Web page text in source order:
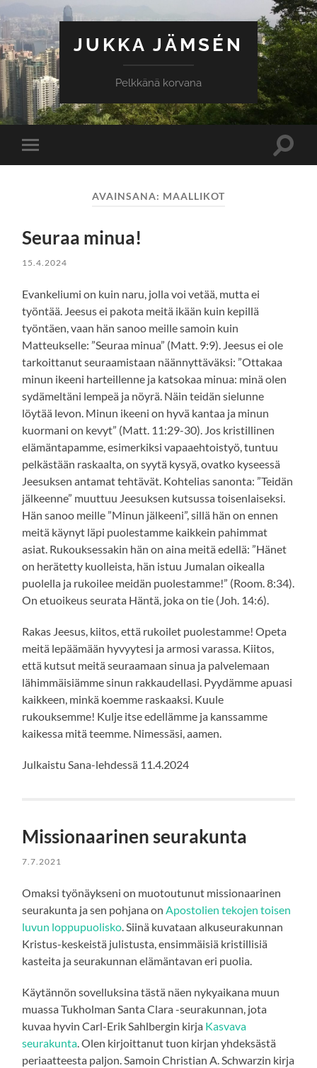
JUKKA JÄMSÉN
Pelkkänä korvana
Toggle
mobile
Toggle
AVAINSANA: MAALLIKOT
Seuraa minua!
15.4.2024
Evankeliumi on kuin naru, jolla voi vetää, mutta ei
työntää. Jeesus ei pakota meitä ikään kuin kepillä
työntäen, vaan hän sanoo meille samoin kuin
Matteukselle: ”Seuraa minua” (Matt. 9:9). Jeesus ei ole
tarkoittanut seuraamistaan näännyttäväksi: ”Ottakaa
minun ikeeni harteillenne ja katsokaa minua: minä olen
sydämeltäni lempeä ja nöyrä. Näin teidän sielunne
löytää levon. Minun ikeeni on hyvä kantaa ja minun
kuormani on kevyt” (Matt. 11:29-30). Jos kristillinen
elämäntapamme, esimerkiksi vapaaehtoistyö, tuntuu
pelkästään raskaalta, on syytä kysyä, ovatko kyseessä
Jeesuksen antamat tehtävät. Kohtelias sanonta: ”Teidän
jälkeenne” muuttuu Jeesuksen kutsussa toisenlaiseksi.
Hän sanoo meille ”Minun jälkeeni”, sillä hän on ennen
meitä käynyt läpi puolestamme kaikkein pahimmat
asiat. Rukouksessakin hän on aina meitä edellä: ”Hänet
on herätetty kuolleista, hän istuu Jumalan oikealla
puolella ja rukoilee meidän puolestamme!” (Room. 8:34).
On etuoikeus seurata Häntä, joka on tie (Joh. 14:6).
Rakas Jeesus, kiitos, että rukoilet puolestamme! Opeta
meitä lepäämään hyvyytesi ja armosi varassa. Kiitos,
että kutsut meitä seuraamaan sinua ja palvelemaan
lähimmäisiämme sinun rakkaudellasi. Pyydämme apuasi
kaikkeen, minkä koemme raskaaksi. Kuule
rukouksemme! Kulje itse edellämme ja kanssamme
kaikessa mitä teemme. Nimessäsi, aamen.
Julkaistu Sana-lehdessä 11.4.2024
Missionaarinen seurakunta
7.7.2021
Omaksi työnäykseni on muotoutunut missionaarinen
seurakunta ja sen pohjana onApostolien tekojen toisen
luvun loppupuolisko. Siinä kuvataan alkuseurakunnan
Kristus-keskeistä julistusta, ensimmäisiä kristillisiä
kasteita ja seurakunnan elämäntavan eri puolia.
Käytännön sovelluksina tästä näen nykyaikana muun
muassa Tukholman Santa Clara -seurakunnan, jota
kuvaa hyvin Carl-Erik Sahlbergin kirja Kasvava
seurakunta. Olen kirjoittanut tuon kirjan yhdeksästä
periaatteesta paljon. Samoin Christian A. Schwarzin kirja